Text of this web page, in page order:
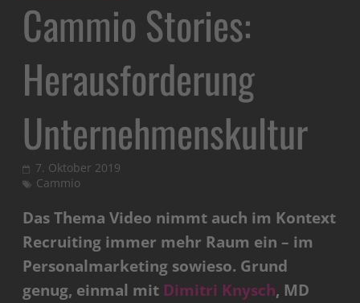
Cammio Stories:
Herausforderung
Unternehmenskultur
7. Oktober 2019
Cammio
Das Thema Video nimmt auch im Kontext
Recruiting immer mehr Raum ein – im
Personalmarketing sowieso. Grund
genug, einmal mit Dimitri Knysch, MD